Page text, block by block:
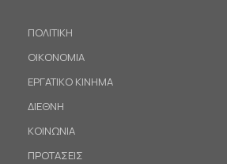
ΠΟΛΙΤΙΚΗ
ΟΙΚΟΝΟΜΙΑ
ΕΡΓΑΤΙΚΟ ΚΙΝΗΜΑ
ΔΙΕΘΝΗ
ΚΟΙΝΩΝΙΑ
ΠΡΟΤΑΣΕΙΣ